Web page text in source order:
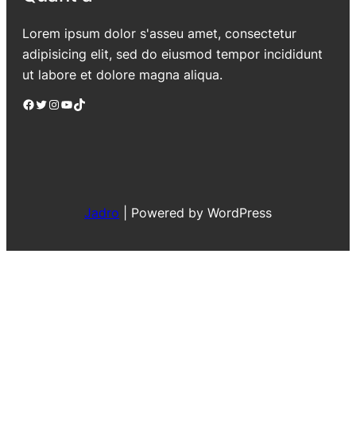
Lorem ipsum dolor s'asseu amet, consectetur
adipisicing elit, sed do eiusmod tempor incididunt
ut labore et dolore magna aliqua.
Facebook Twitter Instagram YouTube TikTok
Jadro Powered by WordPress